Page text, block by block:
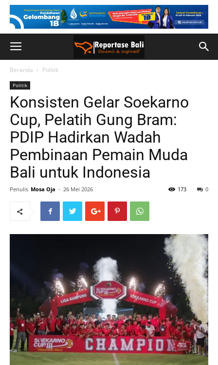
Beranda Politik
Politik
Konsisten Gelar Soekarno
Cup, Pelatih Gung Bram:
PDIP Hadirkan Wadah
Pembinaan Pemain Muda
Bali untuk Indonesia
Penulis Mosa Oja - 26 Mei 2026 0
173